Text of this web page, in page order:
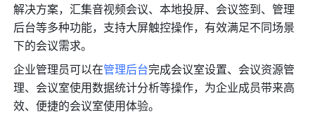
解决方案，汇集音视频会议、本地投屏、会议签到、管理
后台等多种功能，支持大屏触控操作，有效满足不同场景
下的会议需求。
企业管理员可以在管理后台完成会议室设置、会议资源管
理、会议室使用数据统计分析等操作，为企业成员带来高
效、便捷的会议室使用体验。